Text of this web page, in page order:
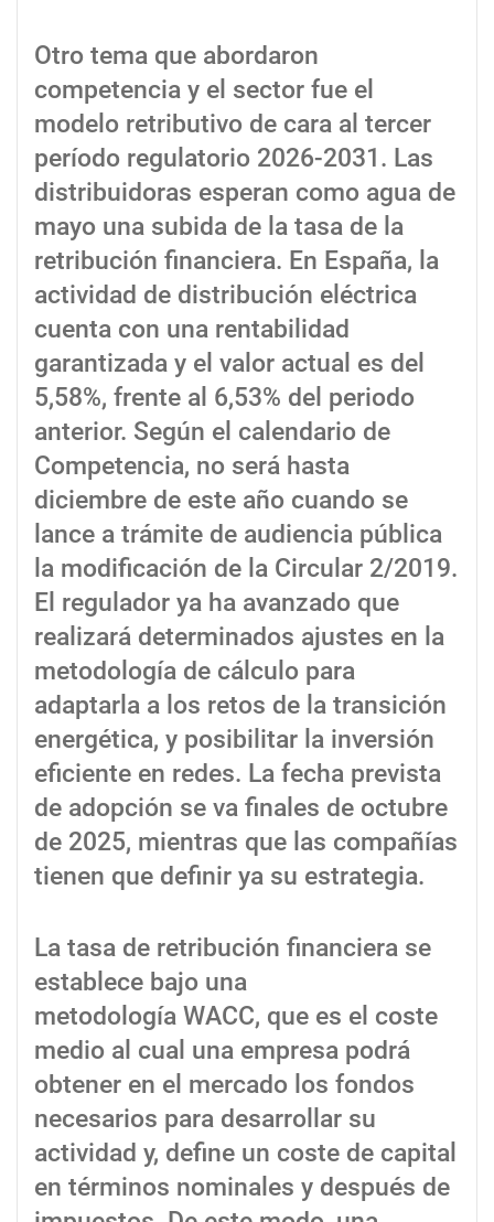
Otro tema que abordaron
competencia y el sector fue el
modelo retributivo de cara al tercer
período regulatorio 2026-2031. Las
distribuidoras esperan como agua de
mayo una subida de la tasa de la
retribución financiera. En España, la
actividad de distribución eléctrica
cuenta con una rentabilidad
garantizada y el valor actual es del
5,58%, frente al 6,53% del periodo
anterior. Según el calendario de
Competencia, no será hasta
diciembre de este año cuando se
lance a trámite de audiencia pública
la modificación de la Circular 2/2019.
El regulador ya ha avanzado que
realizará determinados ajustes en la
metodología de cálculo para
adaptarla a los retos de la transición
energética, y posibilitar la inversión
eficiente en redes. La fecha prevista
de adopción se va finales de octubre
de 2025, mientras que las compañías
tienen que definir ya su estrategia.
La tasa de retribución financiera se
establece bajo una
metodología WACC, que es el coste
medio al cual una empresa podrá
obtener en el mercado los fondos
necesarios para desarrollar su
actividad y, define un coste de capital
en términos nominales y después de